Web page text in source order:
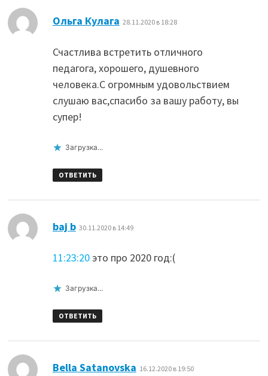
Ольга Кулага 28.11.2020 в 18:28
Счастлива встретить отличного
педагога, хорошего, душевного
человека.С огромным удовольствием
слушаю вас,спасибо за вашу работу, вы
супер!
Загрузка...
ОТВЕТИТЬ
baj b: 30.11.2020 в 14:49
11:23:20это про 2020 год:(
Загрузка...
ОТВЕТИТЬ
Bella Satanovska 16.12.2020 в 19:50